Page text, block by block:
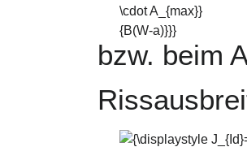
{\eta \cdot
A_{max}}
{B(W-a)}}}
bzw. beim
{\displaystyle